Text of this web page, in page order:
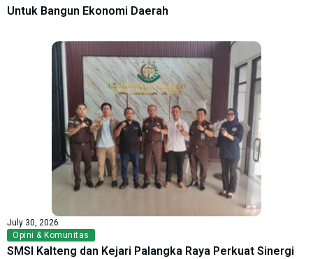
Untuk Bangun Ekonomi Daerah
July 30, 2026
Opini & Komunitas
SMSI Kalteng dan Kejari Palangka Raya Perkuat Sinergi